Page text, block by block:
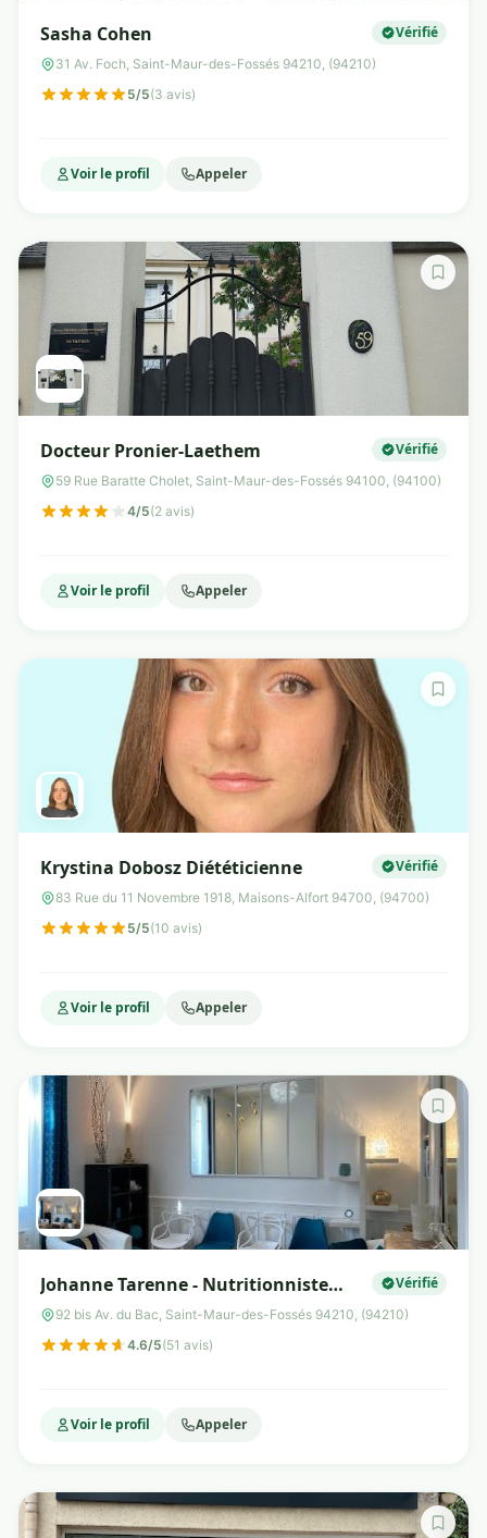
Sasha Cohen Vérifié
31 Av. Foch, Saint-Maur-des-Fossés 94210, (94210)
5/5(3 avis)
Voir le profil Appeler
Docteur Pronier-Laethem Vérifié
59 Rue Baratte Cholet, Saint-Maur-des-Fossés 94100, (94100)
4/5(2 avis)
Voir le profil Appeler
Krystina Dobosz Diététicienne Vérifié
83 Rue du 11 Novembre 1918, Maisons-Alfort 94700, (94700)
5/5(10 avis)
Voir le profil Appeler
Johanne Tarenne - Nutritionniste
comportementale - Coach Minceur -
Sophrologue
Vérifié
92 bis Av. du Bac, Saint-Maur-des-Fossés 94210, (94210)
4.6/5(51 avis)
Voir le profil Appeler